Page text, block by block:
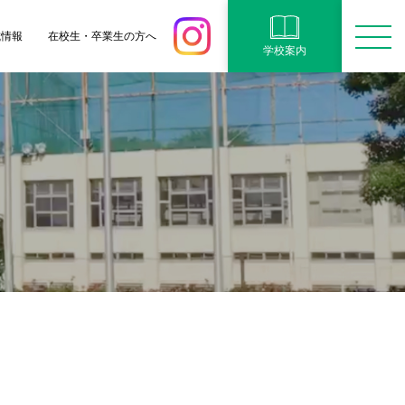
報
在校生・卒業生の方へ
学校案内